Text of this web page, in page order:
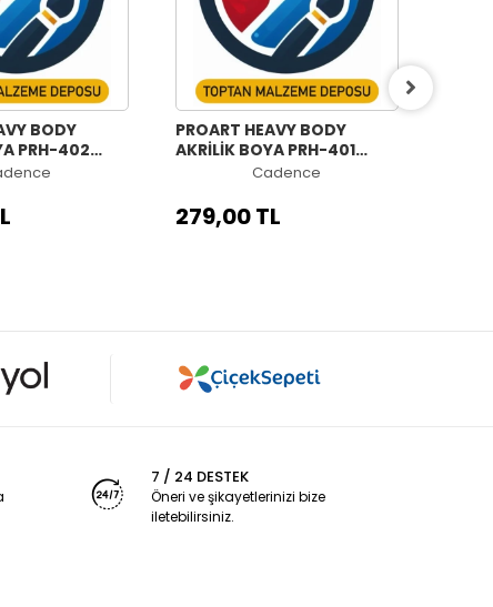
BODY
PRH-402
PROART HEAVY BODY
AKRİLİK BOYA PRH-401
TURUNCU 120ML
Cadence
279,00 TL
7 / 24 DESTEK
Öneri ve şikayetlerinizi bize
iletebilirsiniz.